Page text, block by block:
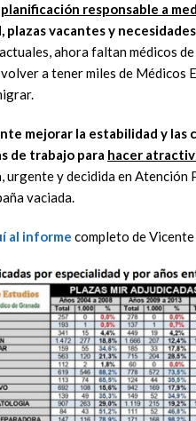
planificación responsable a
plazas vacantes y
ahora faltan médicos
a tener miles de Médicos
mejorar la estabilidad y
de trabajo para hacer
y decidida en
vaciada.
al informe completo de